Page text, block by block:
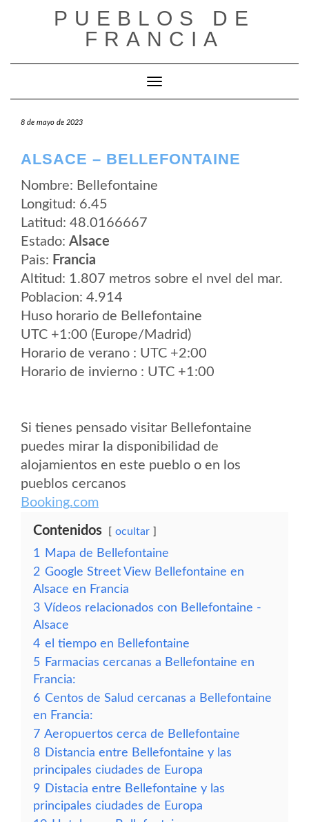
PUEBLOS DE
FRANCIA
Cambiar modo de navegación
8 de mayo de 2023
ALSACE – BELLEFONTAINE
Nombre: Bellefontaine
Longitud: 6.45
Latitud: 48.0166667
Estado: Alsace
Pais: Francia
Altitud: 1.807 metros sobre el nvel del mar.
Poblacion: 4.914
Huso horario de Bellefontaine
UTC +1:00 (Europe/Madrid)
Horario de verano : UTC +2:00
Horario de invierno : UTC +1:00
Si tienes pensado visitar Bellefontaine
puedes mirar la disponibilidad de
alojamientos en este pueblo o en los
pueblos cercanos
Booking.com
Contenidos ocultar
1
Mapa de Bellefontaine
2 Google Street View Bellefontaine en
Alsace en Francia
3 Vídeos relacionados con Bellefontaine -
Alsace
4 el tiempo en Bellefontaine
5 Farmacias cercanas a Bellefontaine en
Francia:
6 Centos de Salud cercanas a Bellefontaine
en Francia:
7 Aeropuertos cerca de Bellefontaine
8 Distancia entre Bellefontaine y las
principales ciudades de Europa
9 Distacia entre Bellefontaine y las
principales ciudades de Europa